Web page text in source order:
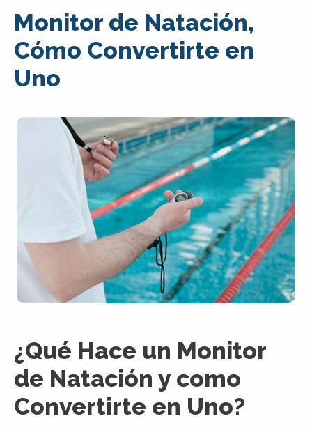
Monitor de Natación,
Cómo Convertirte en
Uno
¿Qué Hace un Monitor
de Natación y como
Convertirte en Uno?